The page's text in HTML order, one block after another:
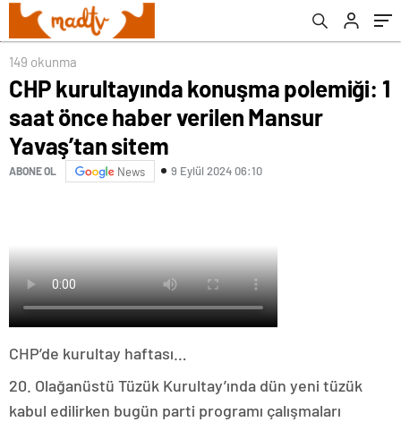
149 okunma
CHP kurultayında konuşma polemiği: 1
saat önce haber verilen Mansur
Yavaş’tan sitem
ABONE OL News 9 Eylül 2024 06:10
CHP’de kurultay haftası…
20. Olağanüstü Tüzük Kurultay’ında dün yeni tüzük
kabul edilirken bugün parti programı çalışmaları